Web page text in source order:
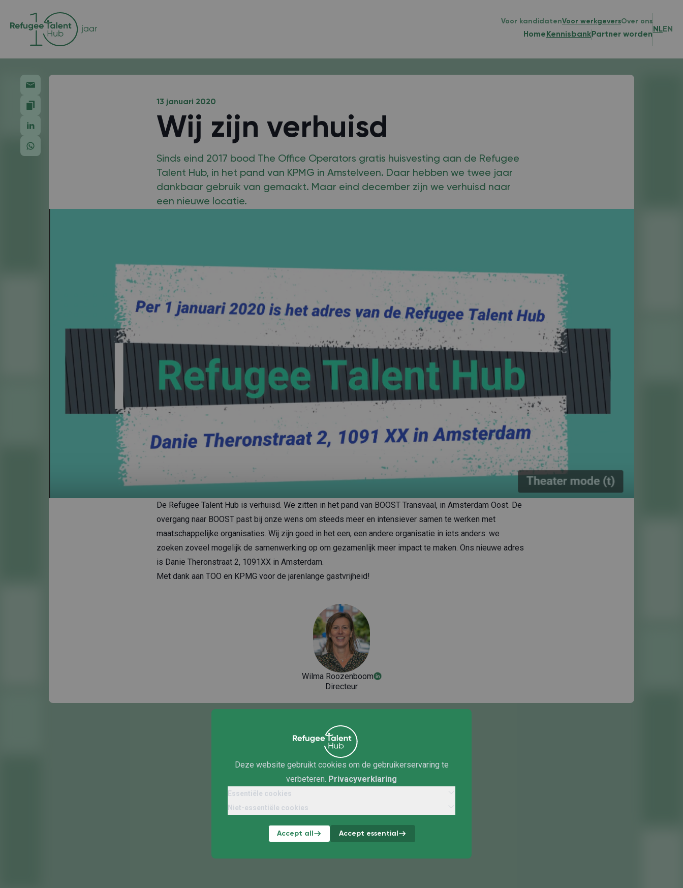
Deze website gebruikt cookies om de gebruikerservaring te
verbeteren. Privacyverklaring
Essentiële cookies
Niet-essentiële cookies
Accept all Accept essential
Voor kandidatenVoor werkgeversOver ons
Home Kennisbank Partner worden
EN
NL
13 januari 2020
Wij zijn verhuisd
Sinds eind 2017 bood The Office Operators gratis huisvesting aan de Refugee
Talent Hub, in het pand van KPMG in Amstelveen. Daar hebben we twee jaar
dankbaar gebruik van gemaakt. Maar eind december zijn we verhuisd naar
een nieuwe locatie.
De Refugee Talent Hub is verhuisd . We zitten in het pand van BOOST Transvaal, in Amsterdam Oost. De
overgang naar BOOST past bij onze wens om steeds meer en intensiever samen te werken met
maatschappelijke organisaties. Wij zijn goed in het een, een andere organisatie in iets anders: we
zoeken zoveel mogelijk de samenwerking op om gezamenlijk meer impact te maken. Ons nieuwe adres
is Danie Theronstraat 2, 1091XX in Amsterdam.
Met dank aan TOO en KPMG voor de jarenlange gastvrijheid!
Wilma Roozenboom
Directeur
Ontdek meer op onze kennisbank